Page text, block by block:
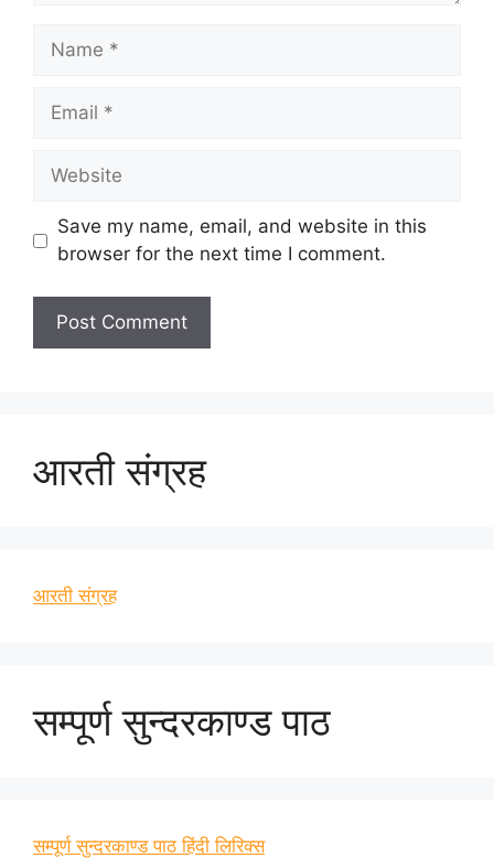
Name
Email
Website
Save my name, email, and website in this
browser for the next time I comment.
आरती संग्रह
आरती संग्रह
सम्पूर्ण सुन्दरकाण्ड पाठ
सम्पूर्ण सुन्दरकाण्ड पाठ हिंदी लिरिक्स